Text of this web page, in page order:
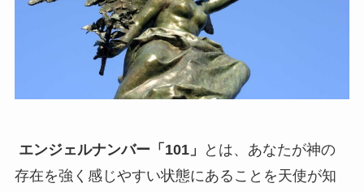
エンジェルナンバー「101」
とは、あなたが神の
存在を強く感じやすい状態にあることを天使が知